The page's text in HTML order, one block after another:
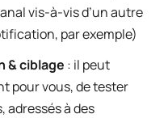
vis-à-vis d’un autre
par exemple)
& ciblage : il peut
pour vous, de tester
adressés à des